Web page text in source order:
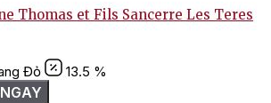
Thomas et Fils Sancerre Les Teres
Đỏ
13.5 %